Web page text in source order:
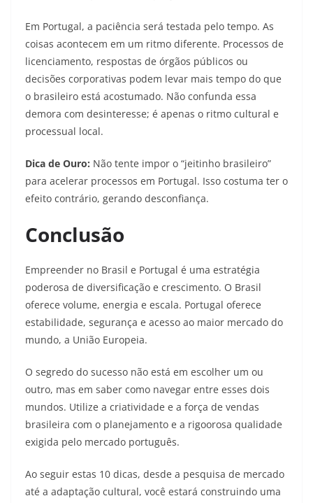
Em Portugal, a paciência será testada pelo tempo. As
coisas acontecem em um ritmo diferente. Processos de
licenciamento, respostas de órgãos públicos ou
decisões corporativas podem levar mais tempo do que
o brasileiro está acostumado. Não confunda essa
demora com desinteresse; é apenas o ritmo cultural e
processual local.
Dica de Ouro: Não tente impor o “jeitinho brasileiro”
para acelerar processos em Portugal. Isso costuma ter o
efeito contrário, gerando desconfiança.
Conclusão
Empreender no Brasil e Portugal é uma estratégia
poderosa de diversificação e crescimento. O Brasil
oferece volume, energia e escala. Portugal oferece
estabilidade, segurança e acesso ao maior mercado do
mundo, a União Europeia.
O segredo do sucesso não está em escolher um ou
outro, mas em saber como navegar entre esses dois
mundos. Utilize a criatividade e a força de vendas
brasileira com o planejamento e a rigoorosa qualidade
exigida pelo mercado português.
Ao seguir estas 10 dicas, desde a pesquisa de mercado
até a adaptação cultural, você estará construindo uma